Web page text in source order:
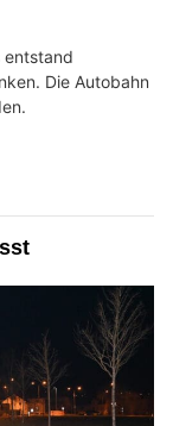
entstand
Die Autobahn